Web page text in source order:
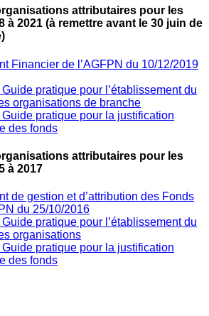
attributaires pour les
à 2021 (à remettre avant le 30 juin de
Financier de l’AGFPN du 10/12/2019
Guide pratique pour l’établissement du
organisations de branche
Guide pratique pour la justification
des fonds
attributaires pour les
à 2017
de gestion et d’attribution des Fonds
du 25/10/2016
Guide pratique pour l’établissement du
organisations
Guide pratique pour la justification
des fonds